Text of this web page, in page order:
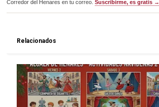
Corredor del Henares en tu correo.Suscribirme, es gratis →
Relacionados